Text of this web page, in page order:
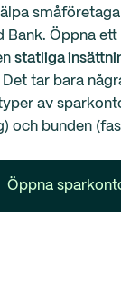
Bank. Öppna
statliga
tar bara
av
och bunden
Öppna